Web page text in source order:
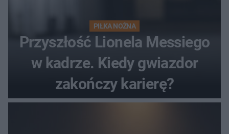
PIŁKA NOŻNA
Przyszłość Lionela Messiego
w kadrze. Kiedy gwiazdor
zakończy karierę?